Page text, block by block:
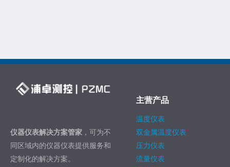
主营产品
仪器仪表解决方案管家 ，可为不
同区域内的仪器仪表提供服务和
定制化的解决方案。
温度仪表
双金属温度仪表
压力仪表
流量仪表